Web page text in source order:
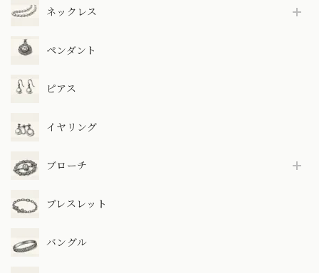
ネックレス
ペンダント
ピアス
イヤリング
ブローチ
ブレスレット
バングル